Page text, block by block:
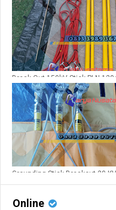
Break Out 150kV Stick PLN
Grounding Stick Breakout 20 KV
Online